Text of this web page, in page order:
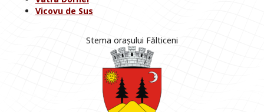
Vicovu de Sus
Stema orașului Fălticeni